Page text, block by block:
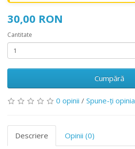
30,00 RON
Cantitate
Cumpără
0 opinii / Spune-ţi opinia
Descriere Opinii (0)